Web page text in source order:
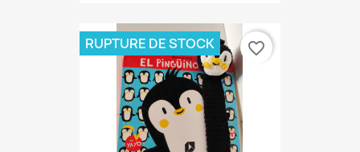
RUPTURE DE STOCK favorite_border